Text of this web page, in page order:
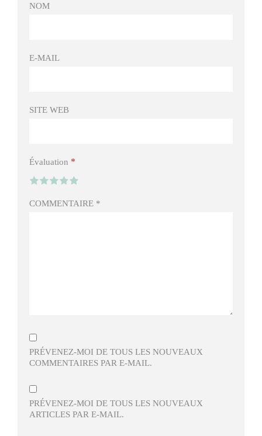
NOM
E-MAIL
SITE WEB
Évaluation *
COMMENTAIRE *
PRÉVENEZ-MOI DE TOUS LES NOUVEAUX
COMMENTAIRES PAR E-MAIL.
PRÉVENEZ-MOI DE TOUS LES NOUVEAUX
ARTICLES PAR E-MAIL.